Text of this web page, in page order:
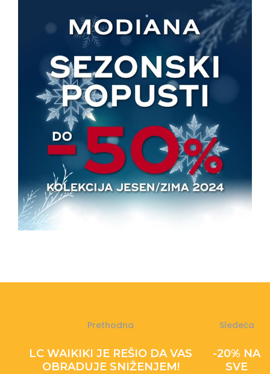
Prethodna
LC WAIKIKI JE REŠIO DA VAS
OBRADUJE SNIŽENJEM!
Sledeća
-20% NA
SVE